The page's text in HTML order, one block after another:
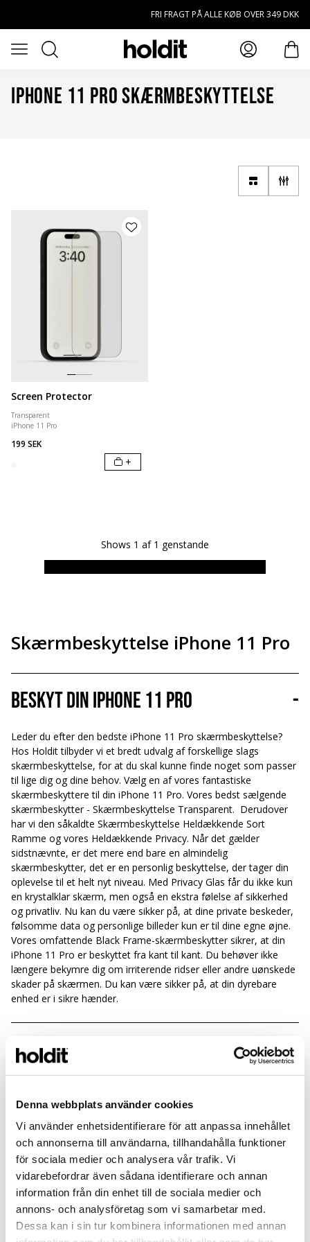
Denna webbplats använder cookies
Vi använder enhetsidentifierare för att anpassa innehållet
och annonserna till användarna, tillhandahålla funktioner
för sociala medier och analysera vår trafik. Vi
vidarebefordrar även sådana identifierare och annan
information från din enhet till de sociala medier och
annons- och analysföretag som vi samarbetar med.
Dessa kan i sin tur kombinera informationen med annan
FRI FRAGT PÅ ALLE KØB OVER 349 DKK
Öppna meny
Søg
iPhone 11 Pro Skærmbeskyttelse
Screen Protector
Transparent
iPhone 11 Pro
199 SEK
+
Shows 1 af 1 genstande
Skærmbeskyttelse iPhone 11 Pro
Beskyt din iPhone 11 Pro -
Leder du efter den bedste iPhone 11 Pro skærmbeskyttelse?
Hos Holdit tilbyder vi et bredt udvalg af forskellige slags
skærmbeskyttelse, for at du skal kunne finde noget som passer
til lige dig og dine behov. Vælg en af vores fantastiske
skærmbeskyttere til din iPhone 11 Pro. Vores bedst sælgende
skærmbeskytter - Skærmbeskyttelse Transparent. Derudover
har vi den såkaldte Skærmbeskyttelse Heldækkende Sort
Ramme og vores Heldækkende Privacy. Når det gælder
sidstnævnte, er det mere end bare en almindelig
skærmbeskytter, det er en personlig beskyttelse, der tager din
oplevelse til et helt nyt niveau. Med Privacy Glas får du ikke kun
en krystalklar skærm, men også en ekstra følelse af sikkerhed
og privatliv. Nu kan du være sikker på, at dine private beskeder,
følsomme data og personlige billeder kun er til dine egne øjne.
Vores omfattende Black Frame-skærmbeskytter sikrer, at din
iPhone 11 Pro er beskyttet fra kant til kant. Du behøver ikke
længere bekymre dig om irriterende ridser eller andre uønskede
skader på skærmen. Du kan være sikker på, at din dyrebare
enhed er i sikre hænder.
Bedste beskyttelsesglas iPhone 11
Pro
-
Med sin 9H-betegnelse betyder det, at vores skærmbeskyttere
er stærke og holdbare nok til at modstå hverdagens hårde
prøvelser. Uanset om du har nysgerrige børn, nøgler i lommen
eller et uheldigt fald, vil Skærmbeskyttelse iPhone 11 Pro stå
fast og beskytte din skærm mod skader. Du kan bruge din
iPhone med tillid, fordi du ved, at den er i sikre hænder. Ud over
de sædvanlige klassiske skærmbeskyttere til forsiden af din
mobiltelefon har vi også en skærmbeskytter til kameraøjet på
bagsiden af din iPhone 11 Pro. Anvendelsen af alle vores